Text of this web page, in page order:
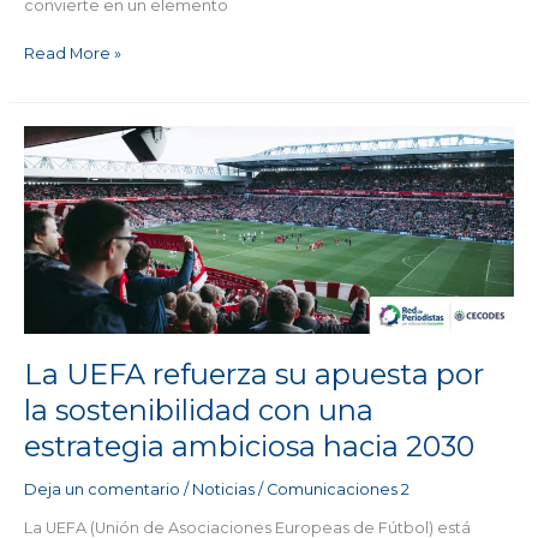
convierte en un elemento
Read More »
La UEFA refuerza su apuesta por
la sostenibilidad con una
estrategia ambiciosa hacia 2030
Deja un comentario / Noticias/ Comunicaciones 2
La UEFA (Unión de Asociaciones Europeas de Fútbol​) está
La
UEFA
refuerza
su
apuesta
por
sostenibilidad
con
una
estrategia
ambiciosa
hacia